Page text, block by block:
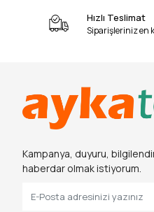
Hızlı Teslimat
Siparişleriniz en
Kampanya, duyuru,
haberdar olmak istiyorum.